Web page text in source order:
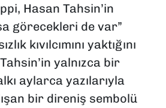
Hasan Tahsin’in
görecekleri de var”
kıvılcımını yaktığını
yalnızca bir
aylarca yazılarıyla
bir direniş sembolü